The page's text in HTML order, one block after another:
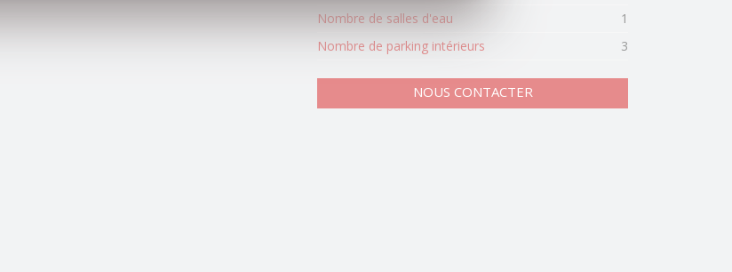
Nombre de salles d'eau
1
Nombre de parking intérieurs
3
NOUS CONTACTER